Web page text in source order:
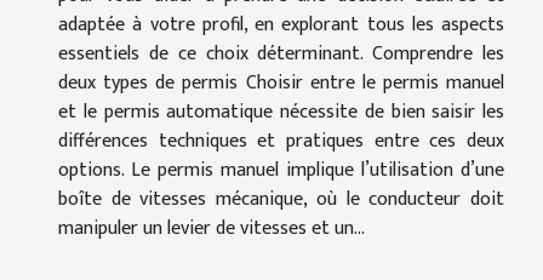
adaptée à votre profil, en explorant tous les aspects
essentiels de ce choix déterminant. Comprendre les
deux types de permis Choisir entre le permis manuel
et le permis automatique nécessite de bien saisir les
différences techniques et pratiques entre ces deux
options. Le permis manuel implique l’utilisation d’une
boîte de vitesses mécanique, où le conducteur doit
manipuler un levier de vitesses et un...